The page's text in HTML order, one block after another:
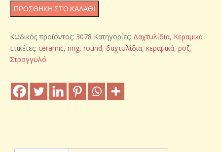
Χειροποίητο
κεραμικό
"Stardust"
ποσότητα
ΠΡΟΣΘΉΚΗ ΣΤΟ ΚΑΛΆΘΙ
Κωδικός προϊόντος: 3078 Κατηγορίες: Δαχτυλίδια, Κεραμικά
Ετικέτες: ceramic, ring, round, δαχτυλίδια, κεραμικά, ροζ,
Στρογγυλό